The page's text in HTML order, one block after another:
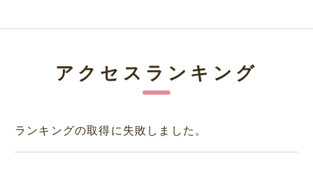
アクセスランキング
ランキングの取得に失敗しました。